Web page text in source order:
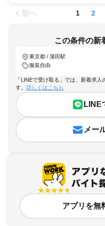
前へ 1 2
この条件の新
東京都 / 蒲田駅
服装自由
「LINEで受け取る」では、新着求
す。 詳しくはこちら
LINE
メー
アプリを無